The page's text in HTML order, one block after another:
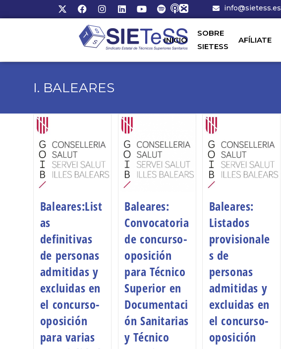
info@sietess.es
INICIO
SOBRE
SIETESS
AFÍLIATE
I. BALEARES
Baleares:List
as
definitivas
de personas
admitidas y
excluidas en
el concurso-
oposición
para varias
Baleares:
Convocatoria
de concurso-
oposición
para Técnico
Superior en
Documentaci
ón Sanitarias
y Técnico
Baleares:
Listados
provisionale
s de
personas
admitidas y
excluidas en
el concurso-
oposición